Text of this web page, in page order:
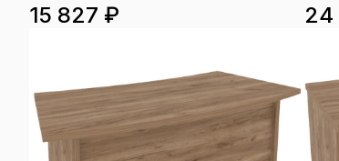
15 827 ₽ 24